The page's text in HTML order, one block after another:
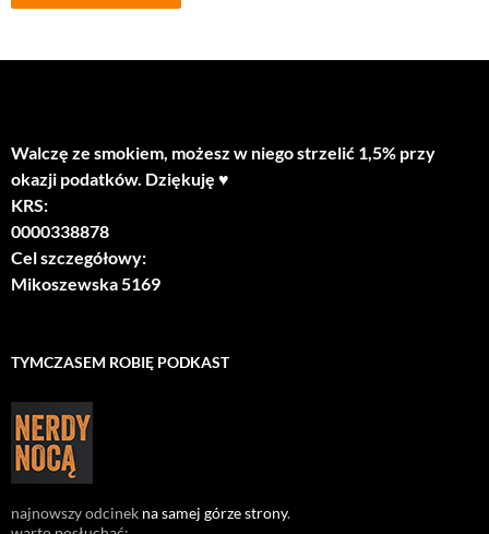
Walczę ze smokiem, możesz w niego strzelić 1,5% przy
okazji podatków. Dziękuję ♥
KRS:
0000338878
Cel szczegółowy:
Mikoszewska 5169
TYMCZASEM ROBIĘ PODKAST
najnowszy odcinek na samej górze strony.